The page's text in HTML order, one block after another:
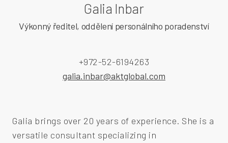
Galia Inbar
Výkonný ředitel, oddělení personálního poradenství
+972-52-6194263
galia.inbar@aktglobal.com
Galia brings over 20 years of experience. She is a
versatile consultant specializing in